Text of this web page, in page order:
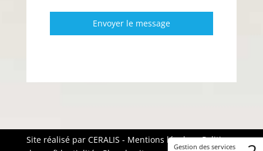
Gestion des services
Envoyer le message
Site réalisé par CERALIS - Mentions légales-Politique